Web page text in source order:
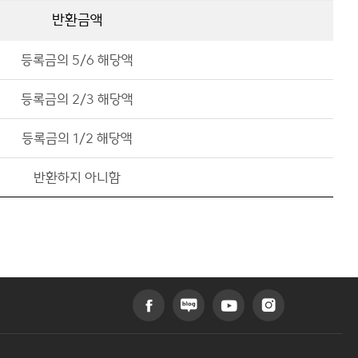
반환금액
등록금의 5/6 해당액
등록금의 2/3 해당액
등록금의 1/2 해당액
반환하지 아니함